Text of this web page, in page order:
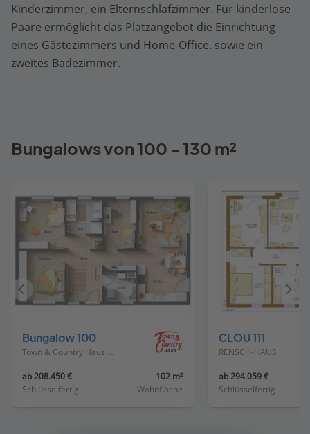
Kinderzimmer, ein Elternschlafzimmer. Für kinderlose
Paare ermöglicht das Platzangebot die Einrichtung
eines Gästezimmers und Home-Office. sowie ein
zweites Badezimmer.
Bungalows von 100 - 130 m²
Bungalow 100
Town & Country Haus Deutschland
ab 208.450 €
Schlüsselfertig
102 m²
Wohnfläche
CLOU 111
RENSCH-HAUS
ab 294.059 €
Schlüsselfertig
Vorheriges